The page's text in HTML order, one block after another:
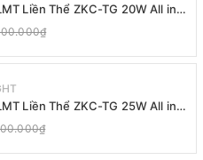
Liền Thể ZKC-TG 20W All in
Light
Liền Thể ZKC-TG 25W All in
Light